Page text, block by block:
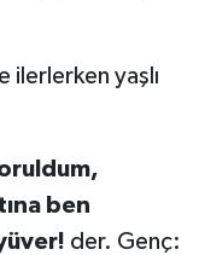
ilerlerken yaşlı
ben
der. Genç: